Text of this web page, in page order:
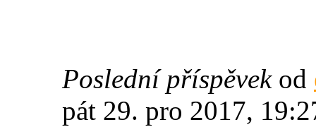
Poslední příspěvekod
pát 29. pro 2017,